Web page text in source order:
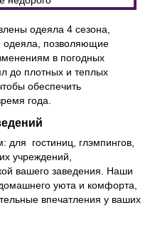
одеяла 4 сезона,
одеяла, позволяющие
в погодных
до плотных и теплых
обеспечить
года.
для гостиниц, глэмпингов,
учреждений,
вашего заведения. Наши
уюта и комфорта,
впечатления у ваших